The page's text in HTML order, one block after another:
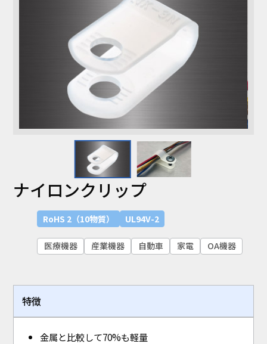
ビリティ
利用規約
個人情報保護方
針
ナイロンクリップ
RoHS 2（10物質） UL94V-2
医療機器 産業機器 自動車 家電 OA機器
特徴
金属と比較して70%も軽量